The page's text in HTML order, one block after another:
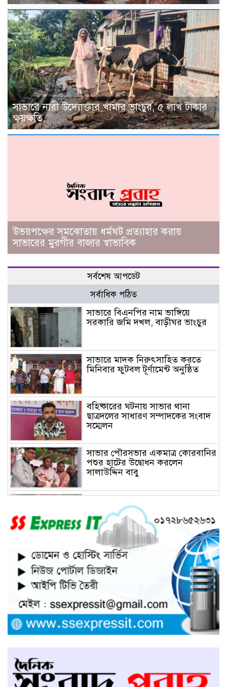
সাভারে নারী উদ্যোক্তার খামার ভাংচুর, ৫ লাখ টাকার
ক্ষয়ক্ষতি
উভয়পক্ষের সমঝোতায় ধর্মঘট প্রত্যাহার করায়
সাভারের মুরগীর বাজার স্বাভাবিক
সর্বশেষ আপডেট
সর্বাধিক পঠিত
সাভারে বিএনপির নাম ভাঙ্গিয়ে
সরকারি জমি দখল, বাড়ীঘর ভাংচুর
সাভারে মাদক নিরুৎসাহিত করতে
মিনিবার ফুটবল টূর্ণামেন্ট অনুষ্ঠিত
বহিষ্কারের ঘটনায় সাভার থানা
ছাত্রদলের সাধারণ সম্পাদকের সংবাদ
সম্মেলন
সাভার পৌরসভার একমাত্র কোরবানির
পশুর হাটের উদ্বোধন করলেন
সালাউদ্দিন বাবু
প্রতিষ্ঠানে হামলা চালিয়ে তালা ঝুলিয়ে
দিয়েছে সন্ত্রাসীরা
সাভারে নারী উদ্যোক্তার খামার ভাংচুর,
৫ লাখ টাকার ক্ষয়ক্ষতি
উভয়পক্ষের সমঝোতায় ধর্মঘট
প্রত্যাহার করায় সাভারের মুরগীর
বাজার স্বাভাবিক